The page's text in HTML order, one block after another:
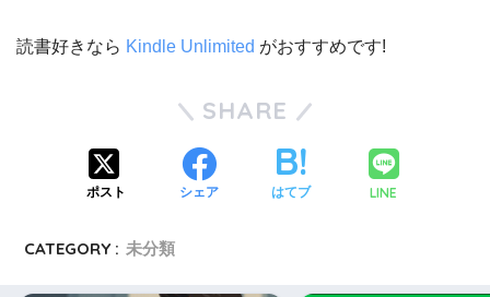
読書好きなら Kindle Unlimited がおすすめです!
SHARE
ポスト シェア はてブ LINE
CATEGORY : 未分類